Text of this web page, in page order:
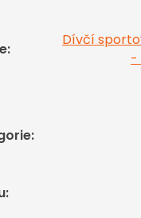
:
Dívčí
-
:
: